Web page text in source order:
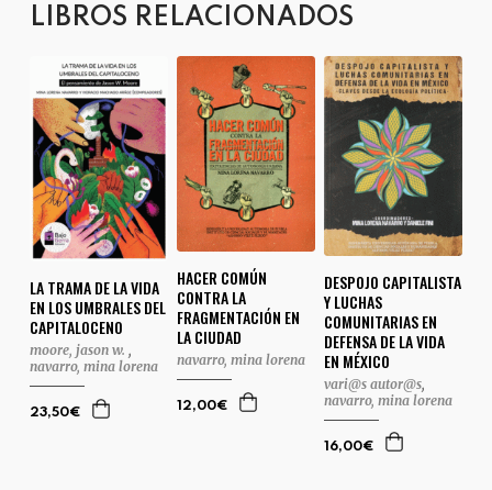
LIBROS RELACIONADOS
LA TRAMA DE LA VIDA
EN LOS UMBRALES DEL
CAPITALOCENO
moore, jason w. ,
navarro, mina lorena
23,50€
HACER COMÚN
CONTRA LA
FRAGMENTACIÓN EN
LA CIUDAD
navarro, mina lorena
12,00€
DESPOJO CAPITALISTA
Y LUCHAS
COMUNITARIAS EN
DEFENSA DE LA VIDA
EN MÉXICO
vari@s autor@s,
navarro, mina lorena
16,00€